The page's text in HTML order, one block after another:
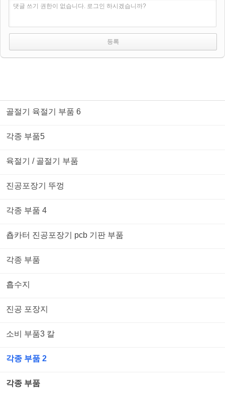
댓글 쓰기 권한이 없습니다. 로그인 하시겠습니까?
골절기 육절기 부품 6
각종 부품5
육절기 / 골절기 부품
진공포장기 뚜껑
각종 부품 4
춉카터 진공포장기 pcb 기판 부품
각종 부품
흡수지
진공 포장지
소비 부품3 칼
각종 부품 2
각종 부품